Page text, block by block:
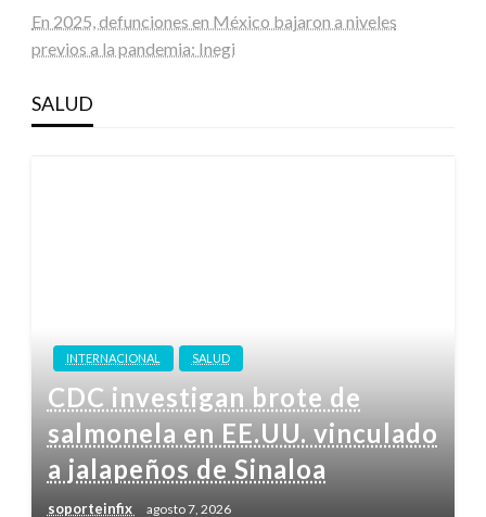
En 2025, defunciones en México bajaron a niveles
previos a la pandemia: Inegi
SALUD
INTERNACIONAL SALUD
CDC investigan brote de
salmonela en EE.UU. vinculado
a jalapeños de Sinaloa
soporteinfix agosto 7, 2026